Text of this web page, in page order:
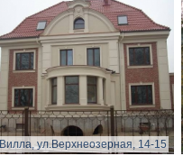
Вилла, ул.Верхнеозерная, 14-15